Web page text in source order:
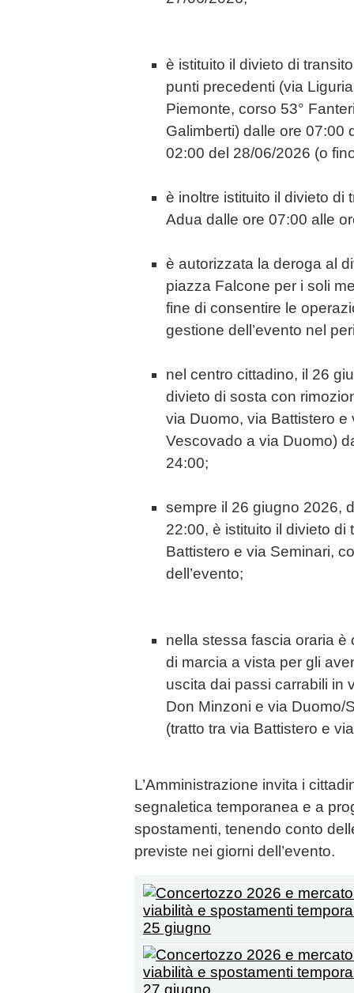
è istituito il divieto di
punti precedenti (via
Piemonte, corso 53°
Galimberti) dalle ore 07:00
02:00 del 28/06/2026 (o
è inoltre istituito il divieto di
Adua dalle ore 07:00 alle
è autorizzata la deroga al
piazza Falcone per i soli
fine di consentire le
gestione dell’evento nel
nel centro cittadino, il 26
divieto di sosta con
via Duomo, via Battistero e
Vescovado a via Duomo)
24:00;
sempre il 26 giugno 2026,
22:00, è istituito il divieto di
Battistero e via Seminari,
dell’evento;
nella stessa fascia oraria
di marcia a vista per gli
uscita dai passi carrabili in
Don Minzoni e via Duomo/
(tratto tra via Battistero e
L’Amministrazione invita i
segnaletica temporanea e a
spostamenti, tenendo conto
previste nei giorni dell’evento.